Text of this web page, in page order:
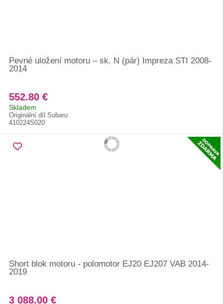
Pevné uložení motoru – sk. N (pár) Impreza STI 2008-
2014
552.80 €
Skladem
Originální díl Subaru
410224S020
Short blok motoru - polomotor EJ20 EJ207 VAB 2014-
2019
3 088.00 €